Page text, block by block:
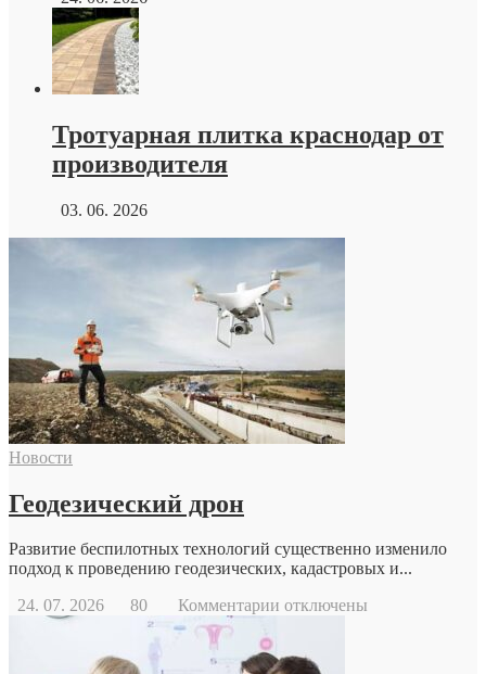
Тротуарная плитка краснодар от
производителя
03. 06. 2026
Новости
Геодезический дрон
Развитие беспилотных технологий существенно изменило
подход к проведению геодезических, кадастровых и...
24. 07. 2026
80 Комментарии к
дрон
отключены